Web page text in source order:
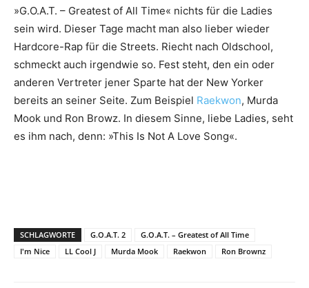
»G.O.A.T. – Greatest of All Time« nichts für die Ladies
sein wird. Dieser Tage macht man also lieber wieder
Hardcore-Rap für die Streets. Riecht nach Oldschool,
schmeckt auch irgendwie so. Fest steht, den ein oder
anderen Vertreter jener Sparte hat der New Yorker
bereits an seiner Seite. Zum Beispiel Raekwon, Murda
Mook und Ron Browz. In diesem Sinne, liebe Ladies, seht
es ihm nach, denn: »This Is Not A Love Song«.
SCHLAGWORTE G.O.A.T. 2
G.O.A.T. – Greatest of All Time
I'm Nice
LL Cool J Murda Mook Raekwon Ron Brownz